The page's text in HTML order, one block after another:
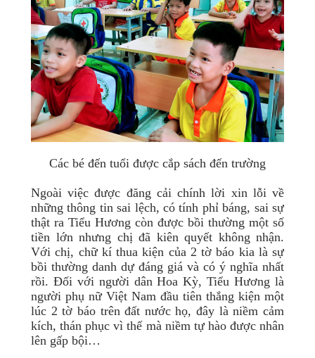
Các bé đến tuổi được cắp sách đến trường
Ngoài việc được đăng cải chính lời xin lỗi về
những thông tin sai lệch, có tính phỉ báng, sai sự
thật ra Tiểu Hương còn được bồi thường một số
tiền lớn nhưng chị đã kiên quyết không nhận.
Với chị, chữ kí thua kiện của 2 tờ báo kia là sự
bồi thường danh dự đáng giá và có ý nghĩa nhất
rồi. Đối với người dân Hoa Kỳ, Tiểu Hương là
người phụ nữ Việt Nam đầu tiên thắng kiện một
lúc 2 tờ báo trên đất nước họ, đây là niềm cảm
kích, thán phục vì thế mà niềm tự hào được nhân
lên gấp bội…